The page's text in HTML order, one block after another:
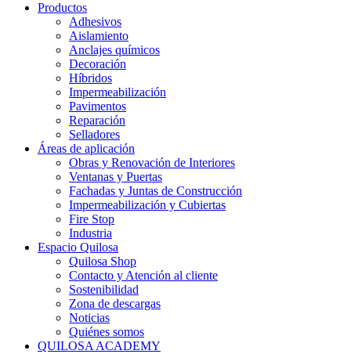
Productos
Adhesivos
Aislamiento
Anclajes químicos
Decoración
Híbridos
Impermeabilización
Pavimentos
Reparación
Selladores
Áreas de aplicación
Obras y Renovación de Interiores
Ventanas y Puertas
Fachadas y Juntas de Construcción
Impermeabilización y Cubiertas
Fire Stop
Industria
Espacio Quilosa
Quilosa Shop
Contacto y Atención al cliente
Sostenibilidad
Zona de descargas
Noticias
Quiénes somos
QUILOSA ACADEMY